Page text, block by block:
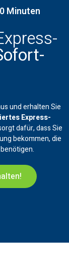
Minuten
und erhalten Sie
Express-
dafür, dass Sie
bekommen, die